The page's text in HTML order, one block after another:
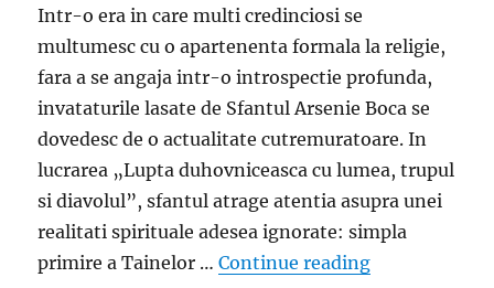
Intr-o era in care multi credinciosi se
multumesc cu o apartenenta formala la religie,
fara a se angaja intr-o introspectie profunda,
invataturile lasate de Sfantul Arsenie Boca se
dovedesc de o actualitate cutremuratoare. In
lucrarea „Lupta duhovniceasca cu lumea, trupul
si diavolul”, sfantul atrage atentia asupra unei
realitati spirituale adesea ignorate: simpla
primire a Tainelor …Continue reading„Parintele